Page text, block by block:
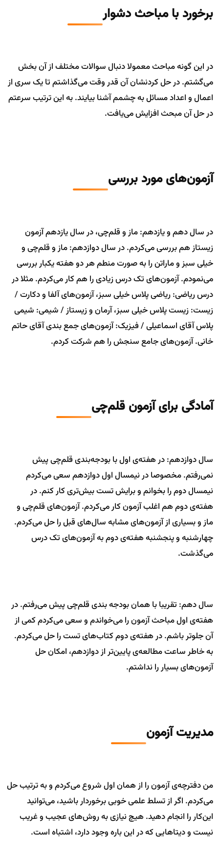
برخورد با مباحث دشوار
در این گونه مباحث معمولا دنبال سوالات مختلف از آن بخش
می‌گشتم. در حل کردنشان آن قدر وقت می‌گذاشتم تا یک سری از
اعمال و اعداد مسائل به چشمم آشنا بیایند. به این ترتیب سرعتم
در حل آن مبحث افزایش می‌یافت.
آزمون‌های مورد بررسی
در سال دهم و یازدهم: ماز و قلم‌چی، در سال یازدهم آزمون
زیستاز هم بررسی می‌کردم. در سال دوازدهم: ماز و قلم‌چی و
خیلی سبز و ماراتن را به صورت منطم هر دو هفته یکبار بررسی
می‌نمودم. آزمون‌های تک درس زیادی را هم کار می‌کردم. مثلا در
درس ریاضی: ریاضی پلاس خیلی سبز، آزمون‌های آلفا و دکارت /
زیست: زیست پلاس خیلی سبز، آرمان و زیستاز / شیمی: شیمی
پلاس آقای اسماعیلی / فیزیک: آزمون‌های جمع بندی آقای حاتم
خانی. آزمون‌های جامع سنجش را هم شرکت کردم.
آمادگی برای آزمون قلم‌چی
سال دوازدهم: در هفته‌ی اول با بودجه‌بندی قلم‌چی پیش
نمی‌رفتم. مخصوصا در نیمسال اول دوازدهم سعی می‌کردم
نیمسال دوم را بخوانم و برایش تست بیش‌تری کار کنم. در
هفته‌ی دوم هم اغلب آزمون کار می‌کردم. آزمون‌های قلم‌چی و
ماز و بسیاری از آزمون‌های مشابه سال‌های قبل را حل می‌کردم.
چهارشنبه و پنجشنبه هفته‌ی دوم به آزمون‌های تک درس
می‌گذشت.
سال دهم: تقریبا با همان بودجه بندی قلم‌چی پیش می‌رفتم. در
هفته‌ی اول مباحث آزمون را می‌خواندم و سعی می‌کردم کمی از
آن جلوتر باشم. در هفته‌ی دوم کتاب‌های تست را حل می‌کردم.
به خاطر ساعت مطالعه‌ی پایین‌تر از دوازدهم، امکان حل
آزمون‌های بسیار را نداشتم.
مدیریت آزمون
من دفترچه‌ی آزمون را از همان اول شروع می‌کردم و به ترتیب حل
می‌کردم. اگر از تسلط علمی خوبی برخوردار باشید، می‌توانید
این‌کار را انجام دهید. هیچ نیازی به روش‌های عجیب و غریب
نیست و دیتاهایی که در این باره وجود دارد، اشتباه است.